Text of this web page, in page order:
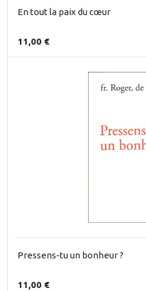
En tout la paix du cœur
11,00 €
Pressens-tu un bonheur ?
11,00 €